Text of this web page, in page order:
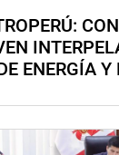
ENERGÍA